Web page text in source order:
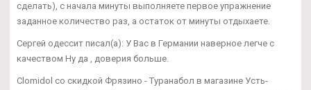
сделать), с начала минуты выполняете первое упражнение
заданное количество раз, а остаток от минуты отдыхаете.
Сергей одессит писал(а): У Вас в Германии наверное легче с
качеством Ну да , доверия больше.
Clomidol со скидкой Фрязино - Туранабол в магазине Усть-